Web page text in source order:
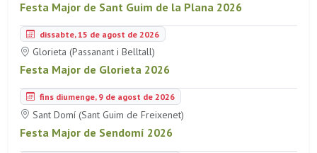
Festa Major de Sant Guim de la Plana 2026
dissabte, 15 de agost de 2026
Glorieta (Passanant i Belltall)
Festa Major de Glorieta 2026
fins diumenge, 9 de agost de 2026
Sant Domí (Sant Guim de Freixenet)
Festa Major de Sendomí 2026